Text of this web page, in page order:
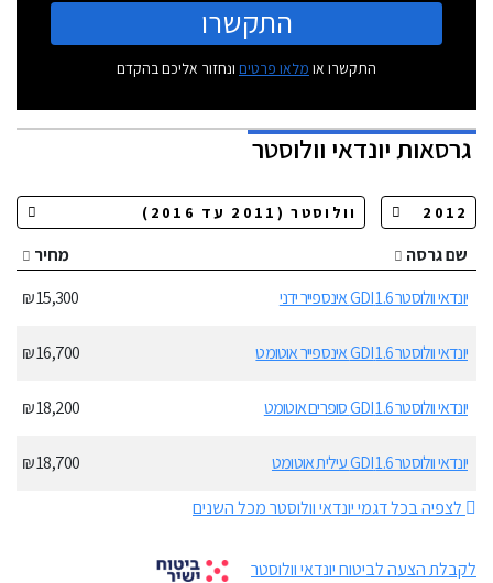
התקשרו
התקשרו או מלאו פרטים ונחזור אליכם בהקדם
גרסאותיונדאי וולוסטר
שם גרסה
מחיר
יונדאי וולוסטר 1.6 GDI אינספייר ידני
15,300 ₪
יונדאי וולוסטר 1.6 GDI אינספייר אוטומט 16,700 ₪
יונדאי וולוסטר 1.6 GDI סופרים אוטומט 18,200 ₪
יונדאי וולוסטר 1.6 GDI עילית אוטומט
18,700 ₪
לצפיה בכל דגמי יונדאי וולוסטר מכל השנים
לקבלת הצעה לביטוח יונדאי וולוסטר